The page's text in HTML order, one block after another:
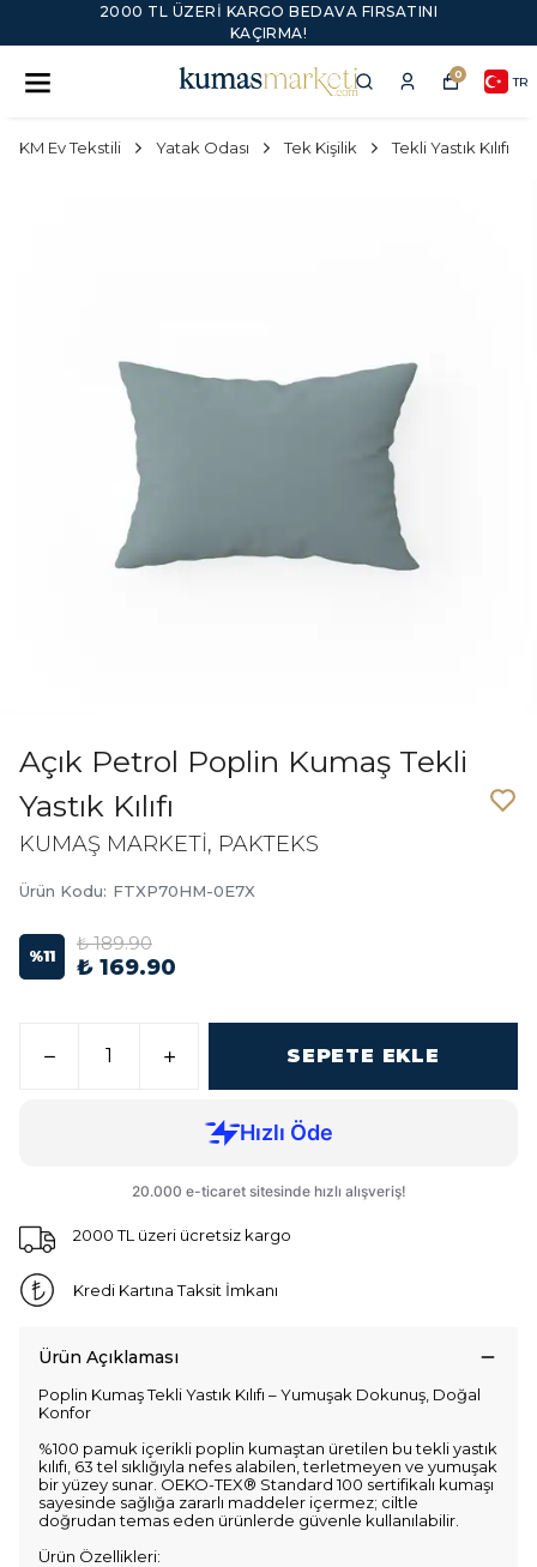
2000 TL ÜZERI KARGO BEDAVA FIRSATINI
KAÇIRMA!
0 TR
KM Ev Tekstili Yatak Odası Tek Kişilik Tekli Yastık Kılıfı
Açık Petrol Poplin Kumaş Tekli
Yastık Kılıfı
KUMAŞ MARKETİ, PAKTEKS
Ürün Kodu: FTXP70HM-0E7X
%11
₺ 189.90
₺ 169.90
SEPETE EKLE
2000 TL üzeri ücretsiz kargo
Kredi Kartına Taksit İmkanı
Ürün Açıklaması
Poplin Kumaş Tekli Yastık Kılıfı – Yumuşak Dokunuş, Doğal
Konfor
%100 pamuk içerikli poplin kumaştan üretilen bu tekli yastık
kılıfı, 63 tel sıklığıyla nefes alabilen, terletmeyen ve yumuşak
bir yüzey sunar. OEKO-TEX® Standard 100 sertifikalı kumaşı
sayesinde sağlığa zararlı maddeler içermez; ciltle
doğrudan temas eden ürünlerde güvenle kullanılabilir.
Ürün Özellikleri: